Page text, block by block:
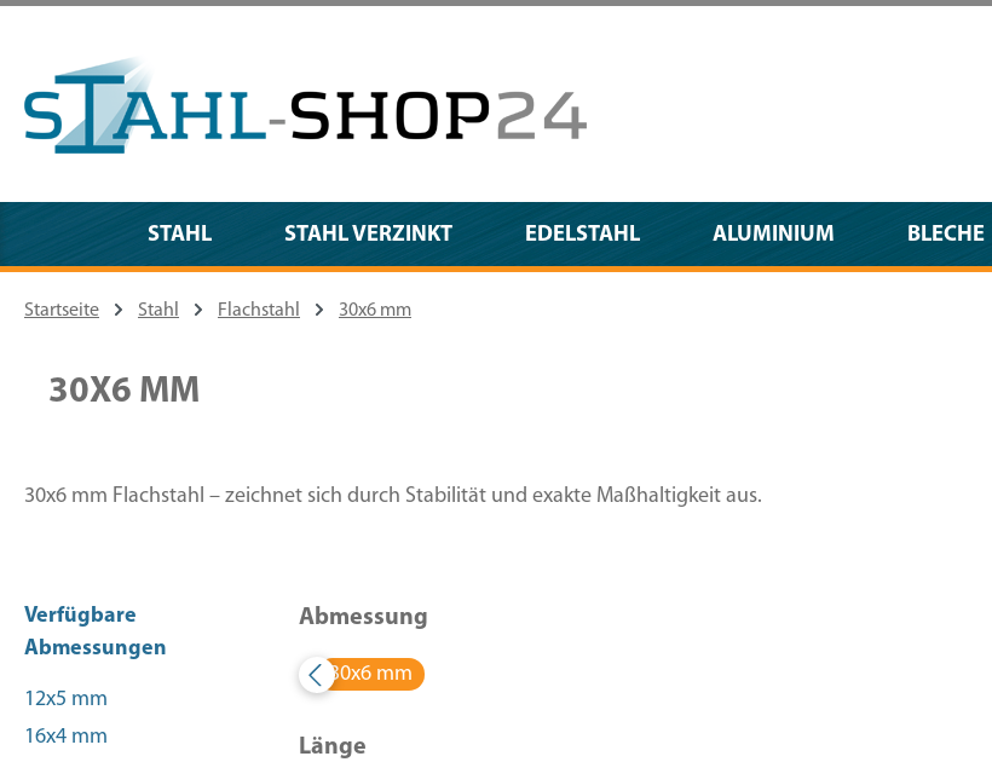
STAHL STAHL VERZINKT EDELSTAHL ALUMINIUM BLECHE
Startseite Stahl Flachstahl 30x6 mm
30X6 MM
30x6 mm Flachstahl – zeichnet sich durch Stabilität und exakte Maßhaltigkeit aus.
Verfügbare
Abmessungen
12x5 mm
16x4 mm
Abmessung
30x6 mm
Länge